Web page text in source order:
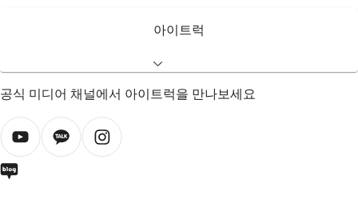
아이트럭
공식 미디어 채널에서 아이트럭을 만나보세요